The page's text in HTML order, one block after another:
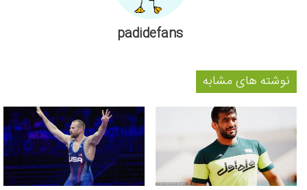
padidefans
نوشته های مشابه